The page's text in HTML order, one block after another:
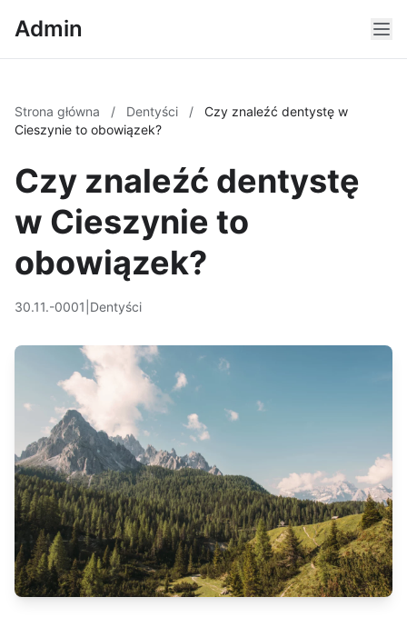
Admin
Strona główna / Dentyści /
Czy znaleźć dentystę w
Cieszynie to obowiązek?
Czy znaleźć dentystę
w Cieszynie to
obowiązek?
30.11.-0001 Dentyści